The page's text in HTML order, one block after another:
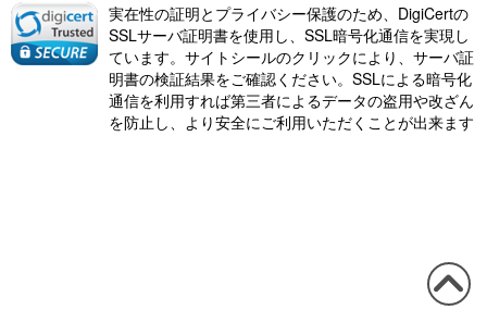
実在性の証明とプライバシー保護のため、DigiCertの
SSLサーバ証明書を使用し、SSL暗号化通信を実現し
ています。サイトシールのクリックにより、サーバ証
明書の検証結果をご確認ください。SSLによる暗号化
通信を利用すれば第三者によるデータの盗用や改ざん
を防止し、より安全にご利用いただくことが出来ます